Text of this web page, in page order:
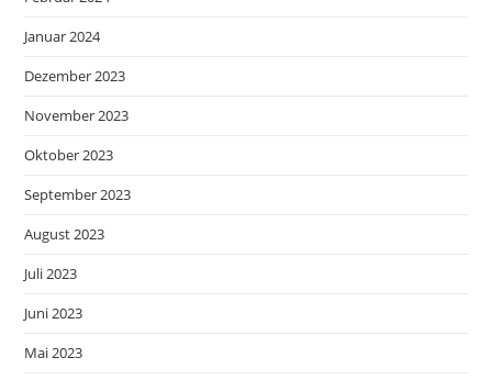
Januar 2024
Dezember 2023
November 2023
Oktober 2023
September 2023
August 2023
Juli 2023
Juni 2023
Mai 2023